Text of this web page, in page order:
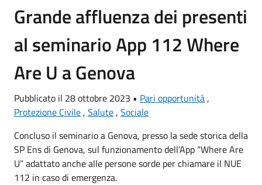
Grande affluenza dei presenti
al seminario App 112 Where
Are U a Genova
Pubblicato il 28 ottobre 2023 • Pari opportunità,
Protezione Civile, Salute, Sociale
Concluso il seminario a Genova, presso la sede storica della
SP Ens di Genova, sul funzionamento dell’App “Where Are
U” adattato anche alle persone sorde per chiamare il NUE
112 in caso di emergenza.